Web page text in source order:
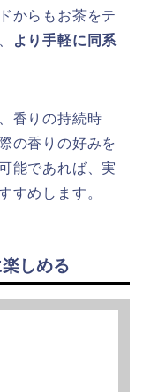
からもお茶をテ
より手軽に同系
香りの持続時
の香りの好みを
能であれば、実
すめします。
しめる